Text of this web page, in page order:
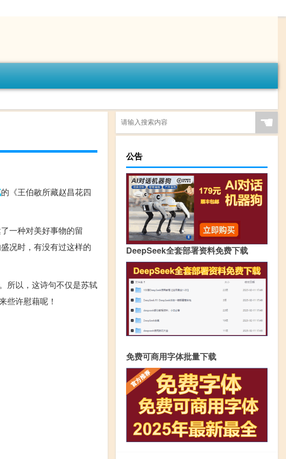
的《王伯敭所藏赵昌花四
一种对美好事物的留
况时，有没有过这样的
所以，这诗句不仅是苏轼
些许慰藉呢！
☚
公告
DeepSeek全套部署资料免费下载
免费可商用字体批量下载